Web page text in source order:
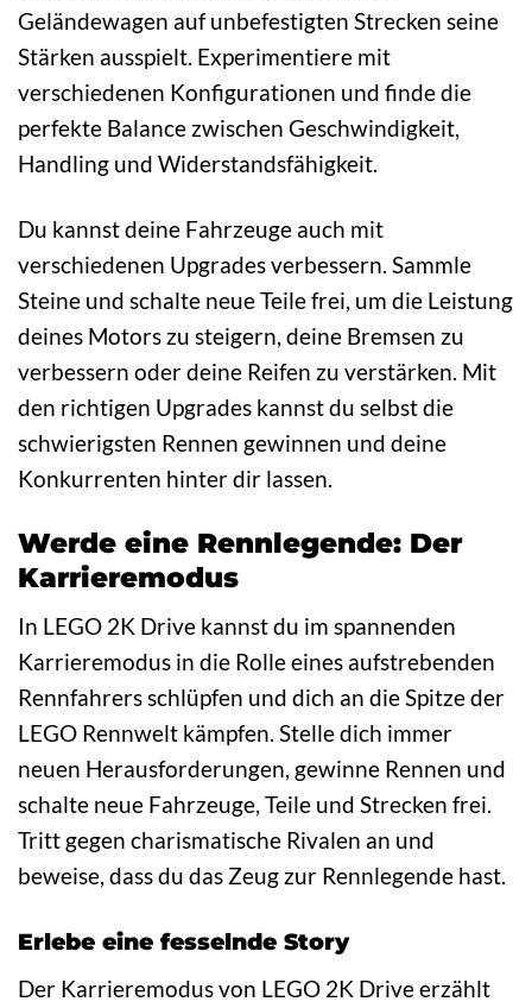
Geländewagen auf unbefestigten Strecken seine
Stärken ausspielt. Experimentiere mit
verschiedenen Konfigurationen und finde die
perfekte Balance zwischen Geschwindigkeit,
Handling und Widerstandsfähigkeit.
Du kannst deine Fahrzeuge auch mit
verschiedenen Upgrades verbessern. Sammle
Steine und schalte neue Teile frei, um die Leistung
deines Motors zu steigern, deine Bremsen zu
verbessern oder deine Reifen zu verstärken. Mit
den richtigen Upgrades kannst du selbst die
schwierigsten Rennen gewinnen und deine
Konkurrenten hinter dir lassen.
Werde eine Rennlegende: Der
Karrieremodus
In LEGO 2K Drive kannst du im spannenden
Karrieremodus in die Rolle eines aufstrebenden
Rennfahrers schlüpfen und dich an die Spitze der
LEGO Rennwelt kämpfen. Stelle dich immer
neuen Herausforderungen, gewinne Rennen und
schalte neue Fahrzeuge, Teile und Strecken frei.
Tritt gegen charismatische Rivalen an und
beweise, dass du das Zeug zur Rennlegende hast.
Erlebe eine fesselnde Story
Der Karrieremodus von LEGO 2K Drive erzählt